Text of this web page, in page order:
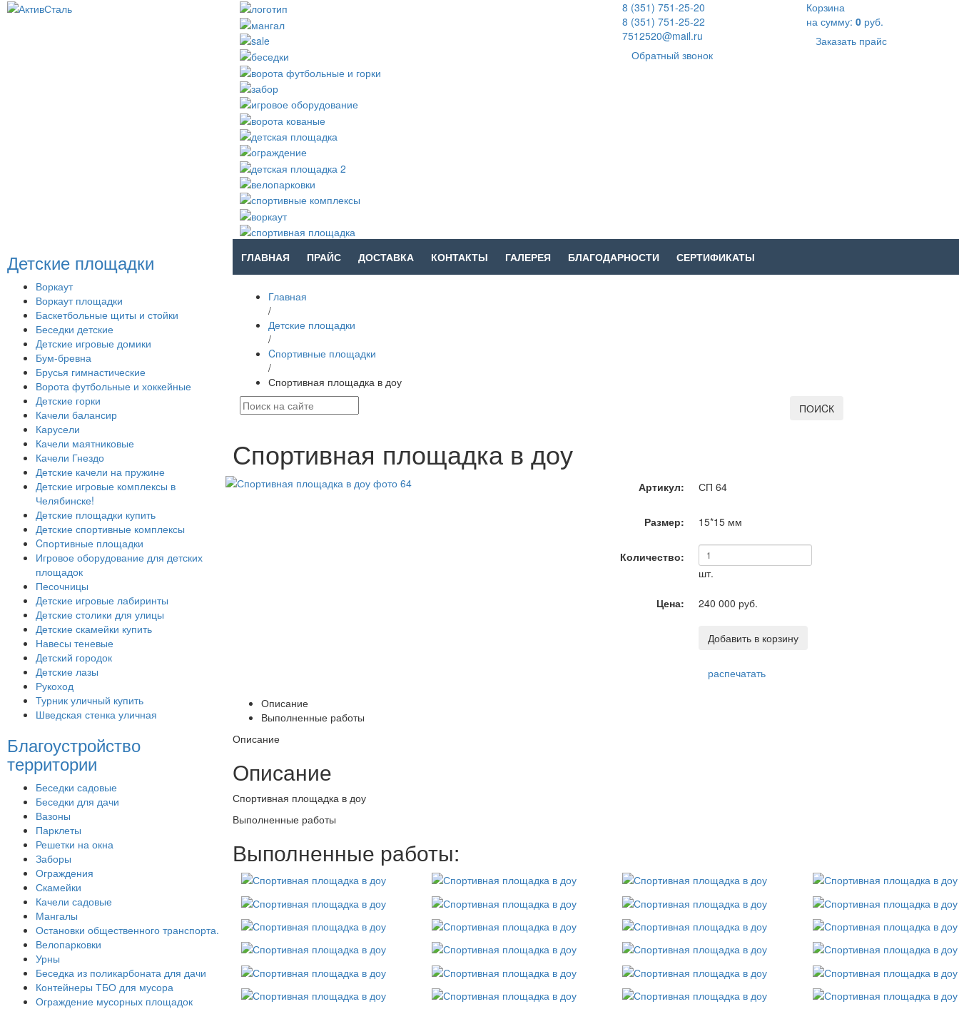
8 (351) 751-25-20
8 (351) 751-25-22
7512520@mail.ru
Обратный звонок
Корзина
на сумму: 0 руб.
Заказать прайс
Детские площадки
Воркаут
Воркаут площадки
Баскетбольные щиты и стойки
Беседки детские
Детские игровые домики
Бум-бревна
Брусья гимнастические
Ворота футбольные и хоккейные
Детские горки
Качели балансир
Карусели
Качели маятниковые
Качели Гнездо
Детские качели на пружине
Детские игровые комплексы в
Челябинске!
Детские площадки купить
Детские спортивные комплексы
Cпортивные площадки
Игровое оборудование для детских
площадок
Песочницы
Детские игровые лабиринты
Детские столики для улицы
Детские скамейки купить
Навесы теневые
Детский городок
Детские лазы
Рукоход
Турник уличный купить
Шведская стенка уличная
Благоустройство
территории
Беседки садовые
Беседки для дачи
Вазоны
Парклеты
Решетки на окна
Заборы
Ограждения
Скамейки
Качели садовые
Мангалы
Остановки общественного транспорта.
Велопарковки
Урны
Беседка из поликарбоната для дачи
Контейнеры ТБО для мусора
Ограждение мусорных площадок
ГЛАВНАЯ ПРАЙС ДОСТАВКА КОНТАКТЫ ГАЛЕРЕЯ БЛАГОДАРНОСТИ СЕРТИФИКАТЫ
Главная
/
Детские площадки
/
Cпортивные площадки
/
Спортивная площадка в доу
ПОИCК
Спортивная площадка в доу
Артикул: СП 64
Размер: 15*15 мм
Количество:
шт.
Цена: 240 000 руб.
Добавить в корзину
распечатать
Описание
Выполненные работы
Описание
Описание
Спортивная площадка в доу
Выполненные работы
Выполненные работы: